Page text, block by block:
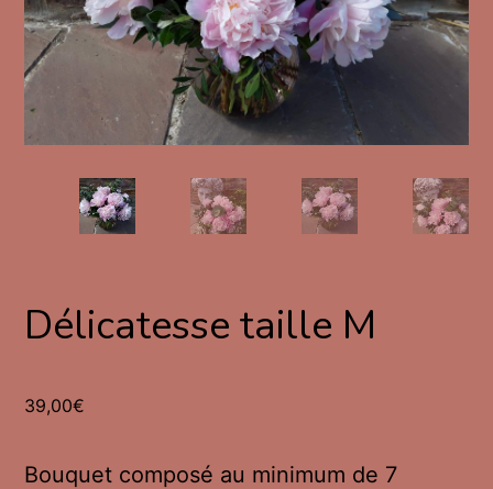
Délicatesse taille M
39,00€
Bouquet composé au minimum de 7